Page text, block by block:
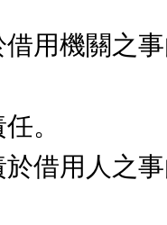
用機關之
。
借用人之